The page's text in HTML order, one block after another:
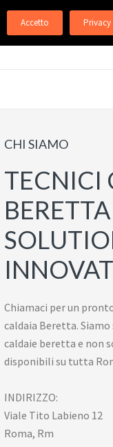
Barra
laterale
primaria
CHI SIAMO
TECNICI
Chiamaci per un
caldaia Beretta.
caldaie beretta e non
disponibili su tutta
INDIRIZZO:
Viale Tito Labieno 12
Roma, Rm
Accetto Privacy